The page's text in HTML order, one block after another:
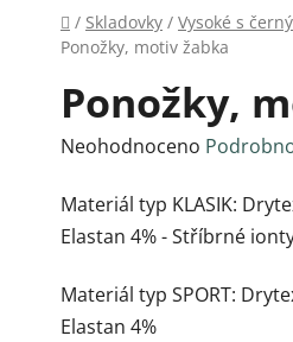
Domů
/ Skladovky / Vysoké s
Ponožky, motiv žabka
Ponožky,
Průměrné hodnocení
Neohodnoceno
Materiál typ KLASIK:
Elastan 4% - Stříbrné
Materiál typ SPORT:
Elastan 4%